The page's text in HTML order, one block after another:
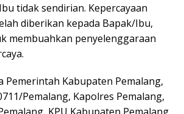
tidak sendirian. Kepercayaan
diberikan kepada Bapak/Ibu,
membuahkan penyelenggaraan
Pemerintah Kabupaten Pemalang,
Pemalang, Kapolres Pemalang,